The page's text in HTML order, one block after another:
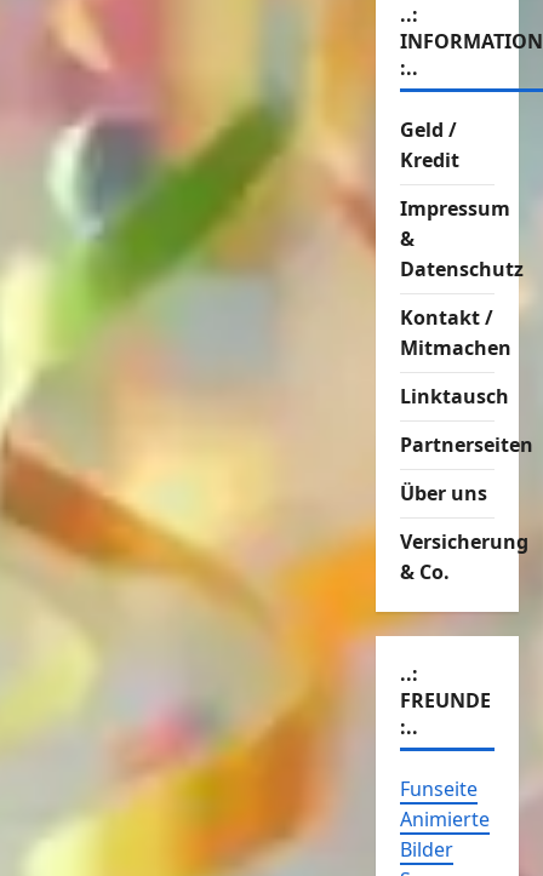
..:
:..
Geld /
Kredit
Impressum
&
Datenschutz
Kontakt /
Mitmachen
Linktausch
Partnerseiten
Über uns
Versicherung
& Co.
..:
FREUNDE
:..
Funseite
Animierte
Bilder